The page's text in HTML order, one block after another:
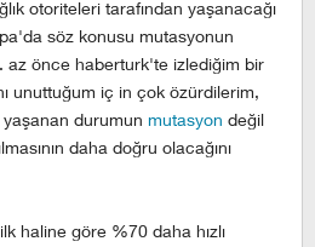
otoriteleri tarafından yaşanacağı
söz konusu mutasyonun
az önce haberturk'te izlediğim bir
unuttuğum iç in çok özürdilerim,
durumun mutasyon değil
daha doğru olacağını
haline göre %70 daha hızlı